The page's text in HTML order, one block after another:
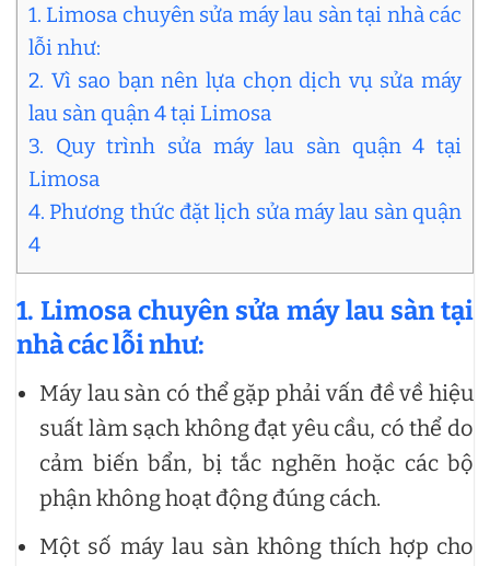
1. Limosa chuyên sửa máy lau sàn tại nhà các
lỗi như:
2. Vì sao bạn nên lựa chọn dịch vụ sửa máy
lau sàn quận 4 tại Limosa
3. Quy trình sửa máy lau sàn quận 4 tại
Limosa
4. Phương thức đặt lịch sửa máy lau sàn quận
4
1. Limosa chuyên sửa máy lau sàntại
nhà các lỗi như:
Máy lau sàn có thể gặp phải vấn đề về hiệu
suất làm sạch không đạt yêu cầu, có thể do
cảm biến bẩn, bị tắc nghẽn hoặc các bộ
phận không hoạt động đúng cách.
Một số máy lau sàn không thích hợp cho